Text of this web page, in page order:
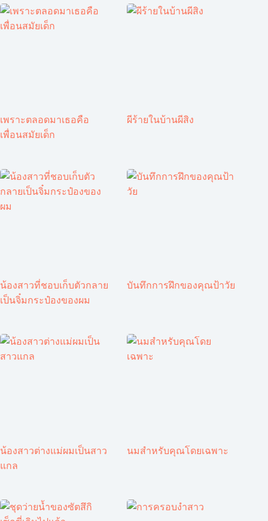
เพราะตลอดมาเธอคือ
เพื่อนสมัยเด็ก
ผีร้ายในบ้านผีสิง
น้องสาวที่ชอบเก็บตัวกลาย
เป็นจิ๋มกระป๋องของผม
บันทึกการฝึกของคุณป้าวัย
น้องสาวต่างแม่ผมเป็นสาว
แกล
นมสำหรับคุณโดยเฉพาะ